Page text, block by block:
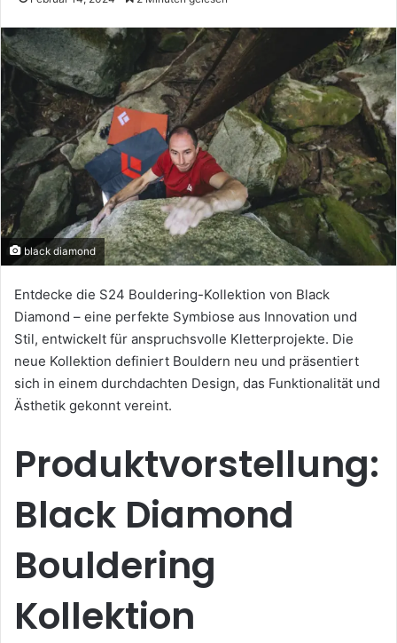
black diamond
Entdecke die S24 Bouldering-Kollektion von Black
Diamond – eine perfekte Symbiose aus Innovation und
Stil, entwickelt für anspruchsvolle Kletterprojekte. Die
neue Kollektion definiert Bouldern neu und präsentiert
sich in einem durchdachten Design, das Funktionalität und
Ästhetik gekonnt vereint.
Produktvorstellung:
Black Diamond
Bouldering
Kollektion